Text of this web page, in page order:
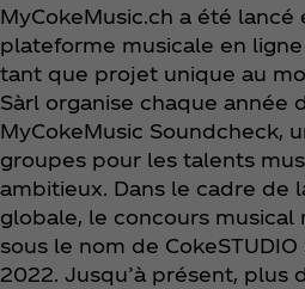
MyCokeMusic.ch a été
plateforme musicale en ligne
tant que projet unique au
Sàrl organise chaque année
MyCokeMusic Soundcheck,
groupes pour les talents
ambitieux. Dans le cadre de
globale, le concours musical
sous le nom de
2022. Jusqu’à présent, plus